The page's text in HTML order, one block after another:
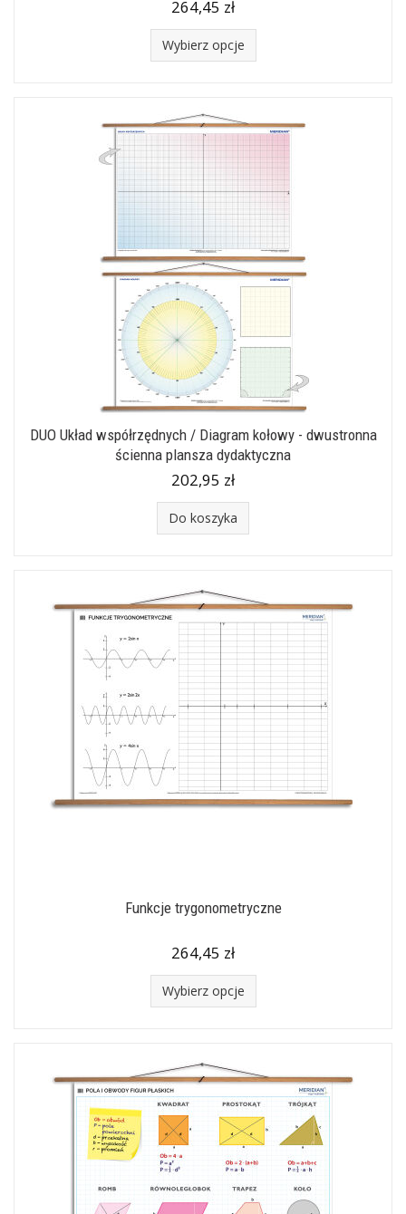
264,45 zł
Wybierz opcje
DUO Układ współrzędnych / Diagram kołowy - dwustronna
ścienna plansza dydaktyczna
202,95 zł
Do koszyka
Funkcje trygonometryczne
264,45 zł
Wybierz opcje